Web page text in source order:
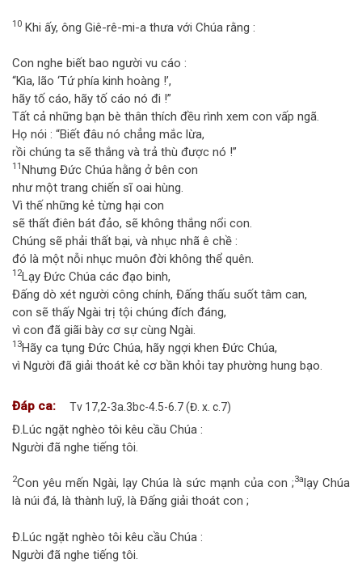
10 Khi ấy, ông Giê-rê-mi-a thưa với Chúa rằng :
Con nghe biết bao người vu cáo :
“Kìa, lão ‘Tứ phía kinh hoàng !’,
hãy tố cáo, hãy tố cáo nó đi !”
Tất cả những bạn bè thân thích đều rình xem con vấp ngã.
Họ nói : “Biết đâu nó chẳng mắc lừa,
rồi chúng ta sẽ thắng và trả thù được nó !”
11 Nhưng Đức Chúa hằng ở bên con
như một trang chiến sĩ oai hùng.
Vì thế những kẻ từng hại con
sẽ thất điên bát đảo, sẽ không thắng nổi con.
Chúng sẽ phải thất bại, và nhục nhã ê chề :
đó là một nỗi nhục muôn đời không thể quên.
12Lạy Đức Chúa các đạo binh,
Đấng dò xét người công chính, Đấng thấu suốt tâm can,
con sẽ thấy Ngài trị tội chúng đích đáng,
vì con đã giãi bày cơ sự cùng Ngài.
13Hãy ca tụng Đức Chúa, hãy ngợi khen Đức Chúa,
vì Người đã giải thoát kẻ cơ bần khỏi tay phường hung bạo.
Đáp ca: Tv 17,2-3a.3bc-4.5-6.7 (Đ. x. c.7)
Đ.Lúc ngặt nghèo tôi kêu cầu Chúa :
Người đã nghe tiếng tôi.
2Con yêu mến Ngài, lạy Chúa là sức mạnh của con ;3alạy Chúa
là núi đá, là thành luỹ, là Đấng giải thoát con ;
Đ.Lúc ngặt nghèo tôi kêu cầu Chúa :
Người đã nghe tiếng tôi.